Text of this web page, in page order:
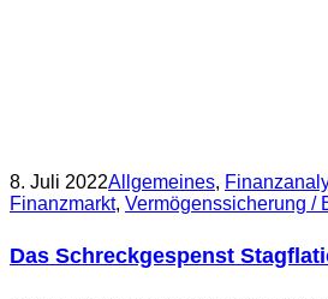
8. Juli 2022Allgemeines,
Finanzmarkt, Vermögenssicherung /
Das Schreckgespenst